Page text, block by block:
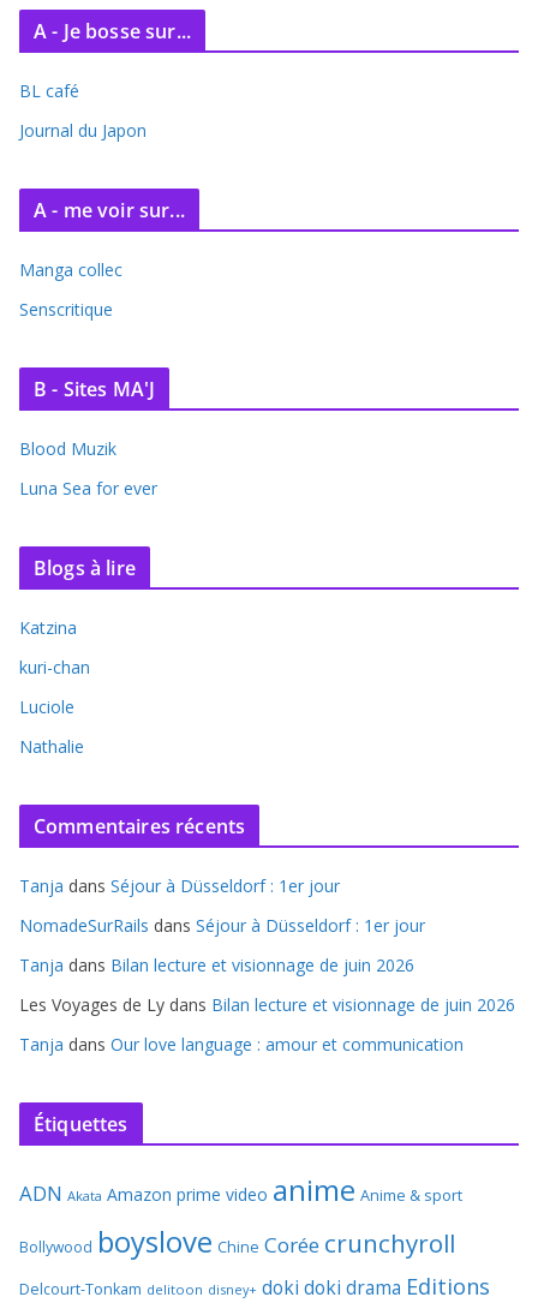
A - Je bosse sur...
BL café
Journal du Japon
A - me voir sur...
Manga collec
Senscritique
B - Sites MA'J
Blood Muzik
Luna Sea for ever
Blogs à lire
Katzina
kuri-chan
Luciole
Nathalie
Commentaires récents
Tanja dans Séjour à Düsseldorf : 1er jour
NomadeSurRails dans Séjour à Düsseldorf : 1er jour
Tanja dans Bilan lecture et visionnage de juin 2026
Les Voyages de Ly dans Bilan lecture et visionnage de juin 2026
Tanja dans Our love language : amour et communication
Étiquettes
ADN Akata Amazon prime video anime Anime & sport
Bollywood boyslove Chine Corée crunchyroll
Delcourt-Tonkam delitoon disney+ doki doki drama Editions